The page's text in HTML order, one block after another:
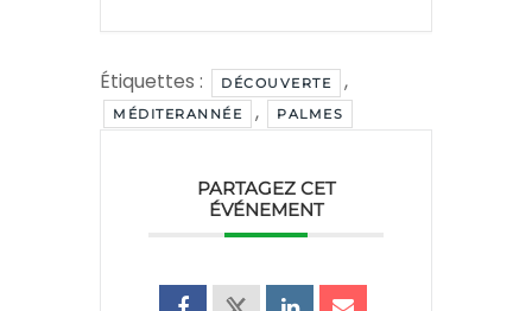
Étiquettes : DÉCOUVERTE ,
MÉDITERANNÉE , PALMES
PARTAGEZ CET
ÉVÉNEMENT